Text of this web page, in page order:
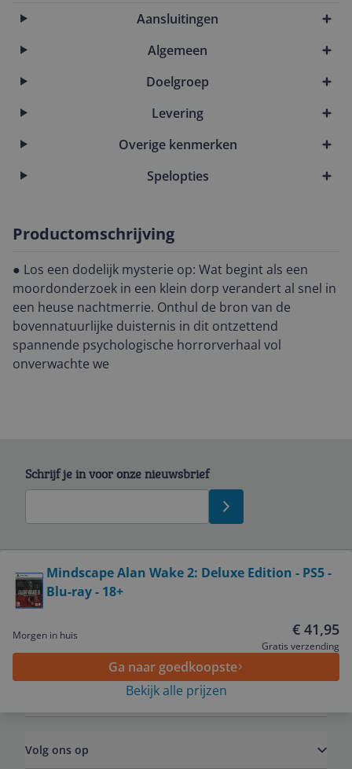
Aansluitingen
Algemeen
Doelgroep
Levering
Overige kenmerken
Spelopties
Productomschrijving
● Los een dodelijk mysterie op: Wat begint als een
moordonderzoek in een klein dorp verandert al snel in
een heuse nachtmerrie. Onthul de bron van de
bovennatuurlijke duisternis in dit ontzettend
spannende psychologische horrorverhaal vol
onverwachte we
Mindscape Alan Wake 2: Deluxe Edition - PS5 -
Blu-ray - 18+
Morgen in huis € 41,95
Gratis verzending
Ga naar goedkoopste
Bekijk alle prijzen
Schrijf je in voor onze nieuwsbrief
Service
Algemeen
Volg ons op